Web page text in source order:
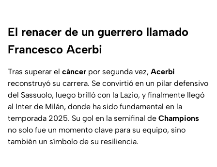
El renacer de un guerrero llamado
Francesco Acerbi
Tras superar el cáncer por segunda vez, Acerbi
reconstruyó su carrera. Se convirtió en un pilar defensivo
del Sassuolo, luego brilló con la Lazio, y finalmente llegó
al Inter de Milán, donde ha sido fundamental en la
temporada 2025. Su gol en la semifinal de Champions
no solo fue un momento clave para su equipo, sino
también un símbolo de su resiliencia.